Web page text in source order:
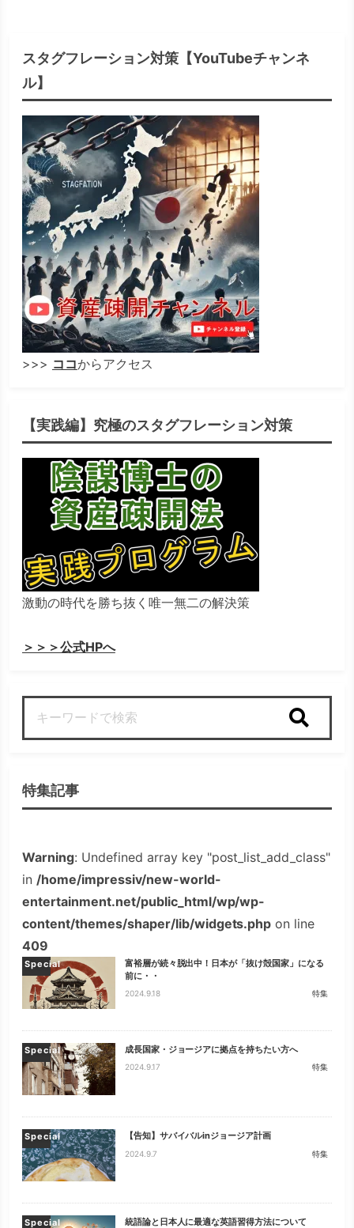
スタグフレーション対策【YouTubeチャンネ
ル】
>>> ココからアクセス
【実践編】究極のスタグフレーション対策
激動の時代を勝ち抜く唯一無二の解決策
＞＞＞公式HPへ
特集記事
Warning: Undefined array key "post_list_add_class"
in /home/impressiv/new-world-
entertainment.net/public_html/wp/wp-
content/themes/shaper/lib/widgets.php on line
409
Special
富裕層が続々脱出中！日本が「抜け殻国家」になる
前に・・
2024.9.18 特集
Special 成長国家・ジョージアに拠点を持ちたい方へ
2024.9.17 特集
Special 【告知】サバイバルinジョージア計画
2024.9.7 特集
Special 統語論と日本人に最適な英語習得方法について